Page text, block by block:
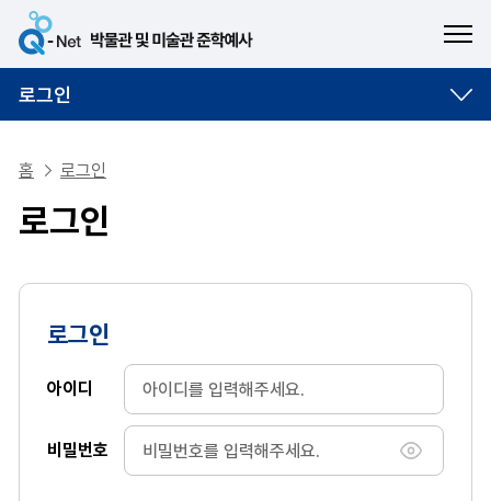
로그인
홈 로그인
로그인
로그인
아이디
비밀번호
비밀번호